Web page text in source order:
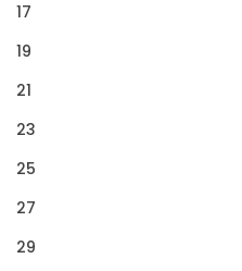
17
19
21
23
25
27
29